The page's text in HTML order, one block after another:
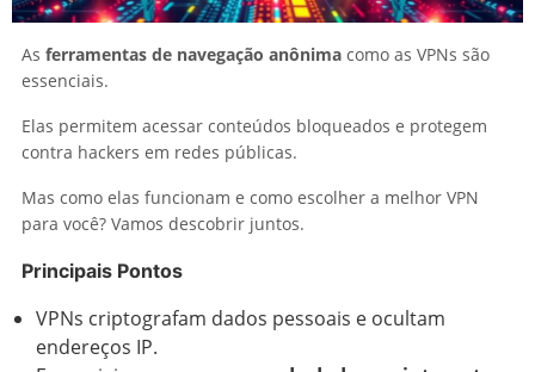
As ferramentas de navegação anônima como as VPNs são
essenciais.
Elas permitem acessar conteúdos bloqueados e protegem
contra hackers em redes públicas.
Mas como elas funcionam e como escolher a melhor VPN
para você? Vamos descobrir juntos.
Principais Pontos
VPNs criptografam dados pessoais e ocultam
endereços IP.